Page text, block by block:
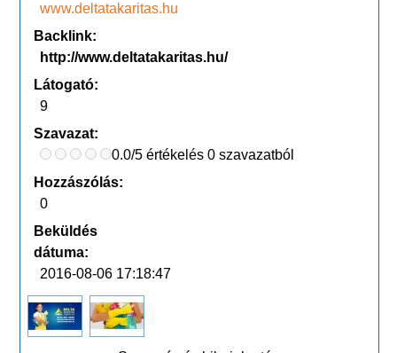
www.deltatakaritas.hu
Backlink:
http://www.deltatakaritas.hu/
Látogató:
9
Szavazat:
0.0/5 értékelés 0 szavazatból
Hozzászólás:
0
Beküldés
dátuma:
2016-08-06 17:18:47